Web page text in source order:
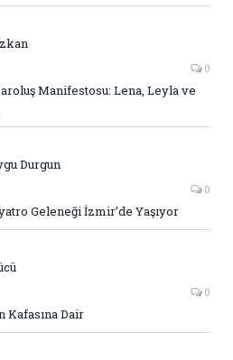
0
Manifestosu: Lena, Leyla ve
Durgun
0
Geleneği İzmir’de Yaşıyor
0
Kafasına Dair